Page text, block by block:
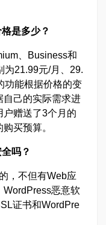
是多少？
、Business和
为21.99元/月、29.
功能根据价格的变
自己的实际需求进
赠送了3个月的
买预算。
吗？
，不但有Web应
WordPress恶意软
证书和WordPre